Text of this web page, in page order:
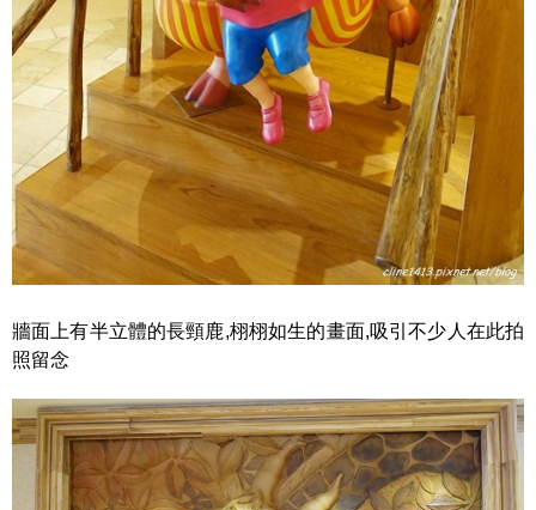
牆面上有半立體的長頸鹿,栩栩如生的畫面,吸引不少人在此拍
照留念